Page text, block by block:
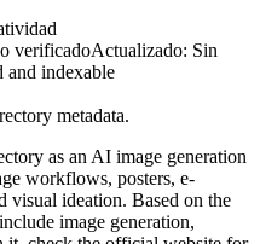
verificadoActualizado: Sin
and indexable
metadata.
as an AI image generation
workflows, posters, e-
visual ideation. Based on the
image generation,